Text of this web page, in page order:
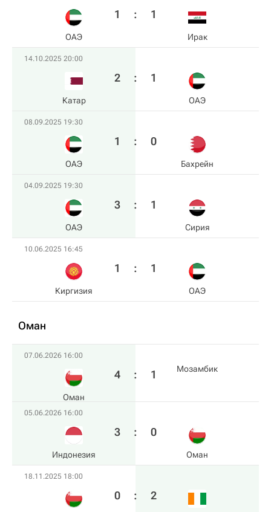
ОАЭ
1 : 1
Ирак
14.10.2025 20:00
Катар
2 : 1
ОАЭ
08.09.2025 19:30
ОАЭ
1 : 0
Бахрейн
04.09.2025 19:30
ОАЭ
3 : 1
Сирия
10.06.2025 16:45
Киргизия
1 : 1
ОАЭ
Оман
07.06.2026 16:00
Оман
4 : 1 Мозамбик
05.06.2026 16:00
Индонезия
3 : 0
Оман
18.11.2025 18:00
0 : 2